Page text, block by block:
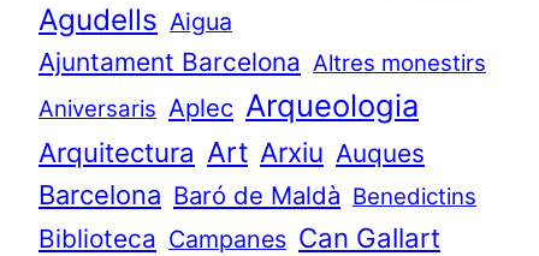
Agudells Aigua
Ajuntament Barcelona Altres monestirs
Aniversaris Aplec Arqueologia
Arquitectura Art Arxiu Auques
Barcelona Baró de Maldà Benedictins
Biblioteca Campanes Can Gallart